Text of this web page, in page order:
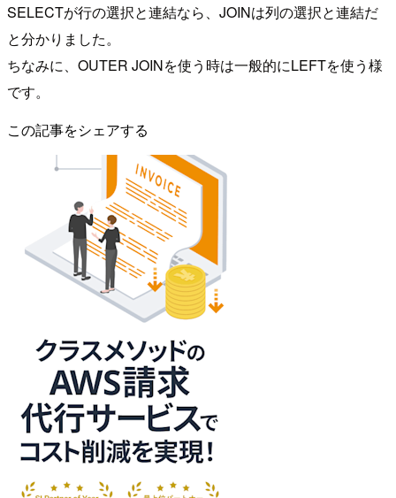
SELECTが行の選択と連結なら、JOINは列の選択と連結だ
と分かりました。
ちなみに、OUTER JOINを使う時は一般的にLEFTを使う様
です。
この記事をシェアする